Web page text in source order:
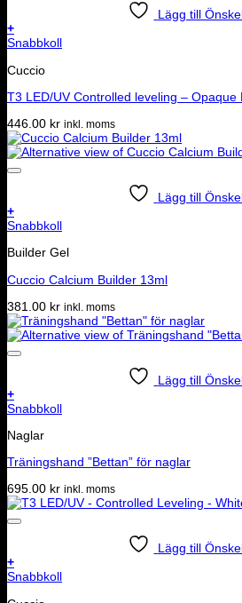
Lägg till
+
Snabbkoll
Cuccio
T3 LED/UV Controlled leveling – Opaque
446.00 kr inkl. moms
Lägg till
+
Snabbkoll
Builder Gel
Cuccio Calcium Builder 13ml
381.00 kr inkl. moms
Lägg till
+
Snabbkoll
Naglar
Träningshand ”Bettan” för naglar
695.00 kr inkl. moms
Lägg till
+
Snabbkoll